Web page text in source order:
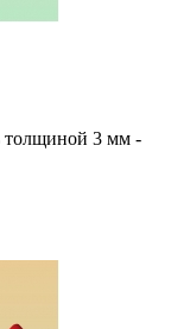
3 мм -